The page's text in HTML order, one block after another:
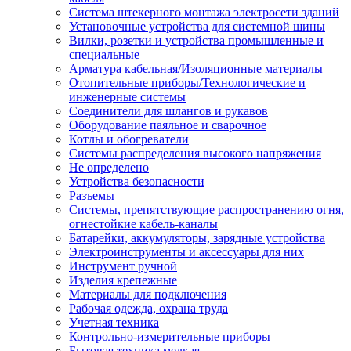
Система штекерного монтажа электросети зданий
Установочные устройства для системной шины
Вилки, розетки и устройства промышленные и
специальные
Арматура кабельная/Изоляционные материалы
Отопительные приборы/Технологические и
инженерные системы
Соединители для шлангов и рукавов
Оборудование паяльное и сварочное
Котлы и обогреватели
Системы распределения высокого напряжения
Не определено
Устройства безопасности
Разъемы
Системы, препятствующие распространению огня,
огнестойкие кабель-каналы
Батарейки, аккумуляторы, зарядные устройства
Электроинструменты и аксессуары для них
Инструмент ручной
Изделия крепежные
Материалы для подключения
Рабочая одежда, охрана труда
Учетная техника
Контрольно-измерительные приборы